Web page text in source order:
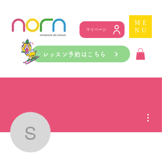
マイページ
ME
NU
レッスン予約はこちら
shouko-jupiter